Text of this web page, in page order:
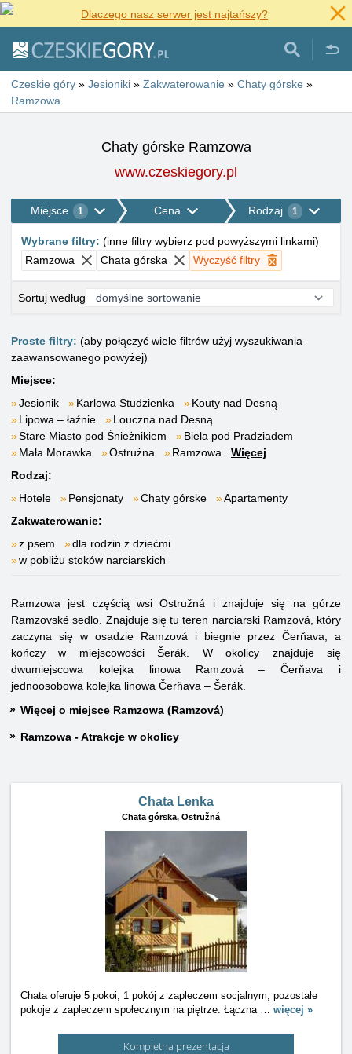
Dlaczego nasz serwer jest najtańszy?
Czeskie góry » Jesioniki » Zakwaterowanie » Chaty górske »
Ramzowa
Chaty górske Ramzowa
www.czeskiegory.pl
Miejsce 1 Cena Rodzaj 1
Wybrane filtry: (inne filtry wybierz pod powyższymi linkami)
Ramzowa
Chata górska Wyczyść filtry
Sortuj według
Proste filtry: (aby połączyć wiele filtrów użyj wyszukiwania
zaawansowanego powyżej)
Miejsce:
Jesionik
Karlowa Studzienka
Kouty nad Desną
Lipowa – łaźnie
Louczna nad Desną
Stare Miasto pod Śnieżnikiem
Biela pod Pradziadem
Mała Morawka
Ostrużna Ramzowa
Więcej
Rodzaj:
Hotele
Pensjonaty Chaty górske
Apartamenty
Zakwaterowanie:
z psem
dla rodzin z dziećmi
w pobliżu stoków narciarskich
Ramzowa jest częścią wsi Ostružná i znajduje się na górze
Ramzovské sedlo. Znajduje się tu teren narciarski Ramzová, który
zaczyna się w osadzie Ramzová i biegnie przez Čerňava, a
kończy w miejscowości Šerák. W okolicy znajduje się
dwumiejscowa kolejka linowa Ramzová – Čerňava i
jednoosobowa kolejka linowa Čerňava – Šerák.
Więcej o miejsce Ramzowa (Ramzová)
Ramzowa - Atrakcje w okolicy
Chata Lenka
Chata górska, Ostružná
Chata oferuje 5 pokoi, 1 pokój z zapleczem socjalnym, pozostałe
pokoje z zapleczem społecznym na piętrze. Łączna … więcej »
Kompletna prezentacja